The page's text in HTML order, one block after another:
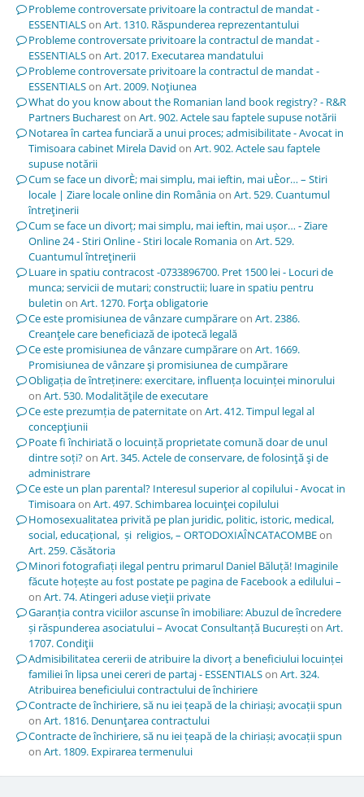
Probleme controversate privitoare la contractul de mandat -
ESSENTIALSon Art. 1310. Răspunderea reprezentantului
Probleme controversate privitoare la contractul de mandat -
ESSENTIALSon Art. 2017. Executarea mandatului
Probleme controversate privitoare la contractul de mandat -
ESSENTIALSon Art. 2009. Noţiunea
What do you know about the Romanian land book registry? - R&R
Partners Buchareston Art. 902. Actele sau faptele supuse notării
Notarea în cartea funciară a unui proces; admisibilitate - Avocat in
Timisoara cabinet Mirela David on Art. 902. Actele sau faptele
supuse notării
Cum se face un divorÈ; mai simplu, mai ieftin, mai uÈor… – Stiri
locale | Ziare locale online din Româniaon Art. 529. Cuantumul
întreţinerii
Cum se face un divorț; mai simplu, mai ieftin, mai ușor… - Ziare
Online 24 - Stiri Online - Stiri locale Romaniaon Art. 529.
Cuantumul întreţinerii
Luare in spatiu contracost -0733896700. Pret 1500 lei - Locuri de
munca; servicii de mutari; constructii; luare in spatiu pentru
buletin on Art. 1270. Forţa obligatorie
Ce este promisiunea de vânzare cumpărareon Art. 2386.
Creanţele care beneficiază de ipotecă legală
Ce este promisiunea de vânzare cumpărareon Art. 1669.
Promisiunea de vânzare şi promisiunea de cumpărare
Obligația de întreținere: exercitare, influența locuinței minorului
on Art. 530. Modalităţile de executare
Ce este prezumția de paternitateon Art. 412. Timpul legal al
concepţiunii
Poate fi închiriată o locuință proprietate comună doar de unul
dintre soți?on Art. 345. Actele de conservare, de folosinţă şi de
administrare
Ce este un plan parental? Interesul superior al copilului - Avocat in
Timisoaraon Art. 497. Schimbarea locuinţei copilului
Homosexualitatea privită pe plan juridic, politic, istoric, medical,
social, educațional, și religios, – ORTODOXIAÎNCATACOMBEon
Art. 259. Căsătoria
Minori fotografiați ilegal pentru primarul Daniel Băluță! Imaginile
făcute hoțește au fost postate pe pagina de Facebook a edilului –
on Art. 74. Atingeri aduse vieţii private
Garanția contra viciilor ascunse în imobiliare: Abuzul de încredere
și răspunderea asociatului – Avocat Consultanță Bucureștion Art.
1707. Condiţii
Admisibilitatea cererii de atribuire la divorț a beneficiului locuinței
familiei în lipsa unei cereri de partaj - ESSENTIALSon Art. 324.
Atribuirea beneficiului contractului de închiriere
Contracte de închiriere, să nu iei țeapă de la chiriași; avocații spun
on Art. 1816. Denunţarea contractului
Contracte de închiriere, să nu iei țeapă de la chiriași; avocații spun
on Art. 1809. Expirarea termenului